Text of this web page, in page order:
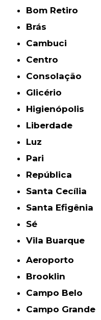
Bom Retiro
Brás
Cambuci
Centro
Consolação
Glicério
Higienópolis
Liberdade
Luz
Pari
República
Santa Cecília
Santa Efigênia
Sé
Vila Buarque
Aeroporto
Brooklin
Campo Belo
Campo Grande